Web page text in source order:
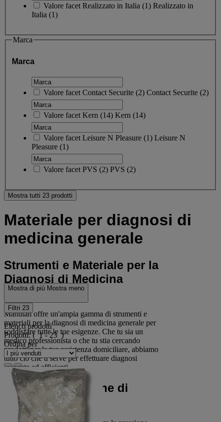
Valore facet Realizzato in Italia (1) Realizzato in
Italia (1)
Marca
Marca
Valore facet Contact Securite (2) Contact Securite (2)
Valore facet Kern (14) Kern (14)
Valore facet Leisure N Pleasure (1) Leisure N
Pleasure (1)
Valore facet PVS (2) PVS (2)
Mostra tutti 23 prodotti
Materiale per diagnosi di
medicina generale
Strumenti e Materiale per la
Diagnosi di Medicina
Generale
Manutan offre un'ampia gamma di strumenti e
materiali per la diagnosi di medicina generale per
soddisfare tutte le tue esigenze. Che tu sia un
medico professionista o che tu stia cercando
prodotti per la tua assistenza domiciliare, abbiamo
tutto ciò che ti serve per effettuare diagnosi
accurate ed efficienti.
La nostra selezione di
prodotti include:
Mostra di più Mostra meno
Filtri 23
Elenco prodotti
Prodotti:( 1 - 23 )
Ordina per